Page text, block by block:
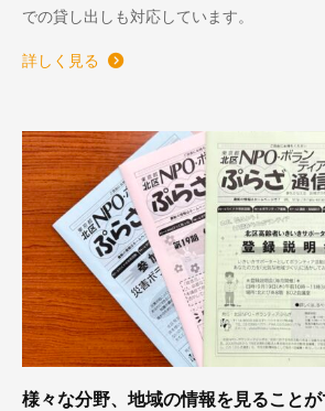
での貸し出しも対応しています。
詳しく見る
様々な分野、地域の情報を見ること